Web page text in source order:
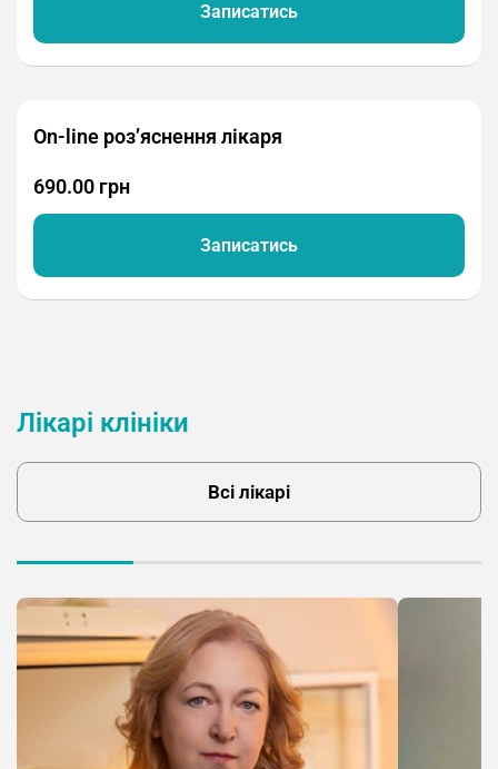
Записатись
On-line роз’яснення лікаря
690.00 грн
Записатись
Лікарі клініки
Всі лікарі